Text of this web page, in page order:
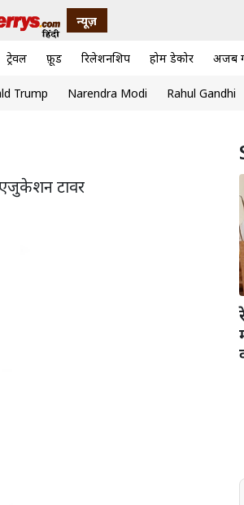
न्यूज़
ट्रेवल फ़ूड रिलेशनशिप होम डेकोर अजब
Trump Narendra Modi Rahul Gandhi
टावर